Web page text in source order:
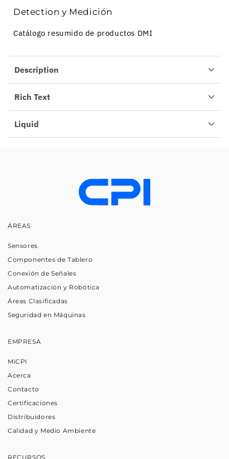
Detection y Medición
Catálogo resumido de productos DMI
Description
Rich Text
Liquid
ÁREAS
Sensores
Componentes de Tablero
Conexión de Señales
Automatización y Robótica
Áreas Clasificadas
Seguridad en Máquinas
EMPRESA
MiCPI
Acerca
Contacto
Certificaciones
Distribuidores
Calidad y Medio Ambiente
RECURSOS